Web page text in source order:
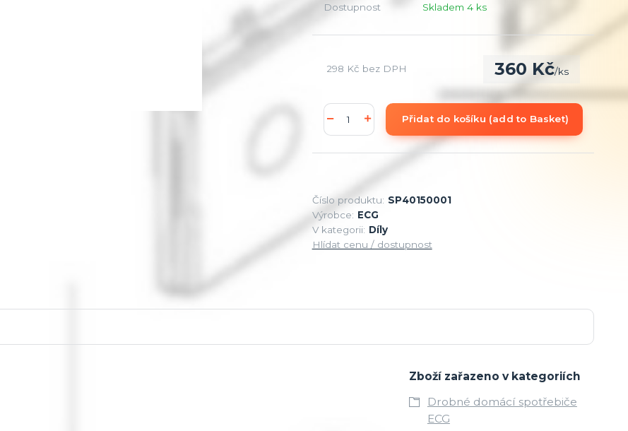
Dostupnost Skladem 4 ks
360 Kč/ks
298 Kč bez DPH
Přidat do košíku (add to Basket)
Číslo produktu: SP40150001
Výrobce: ECG
V kategorii: Díly
Hlídat cenu / dostupnost
Zboží zařazeno v kategoriích
Drobné domácí spotřebiče
ECG